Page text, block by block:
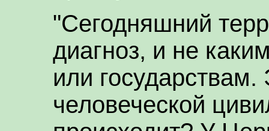
"Сегодняшний
диагноз, и не
или государствам.
человеческой